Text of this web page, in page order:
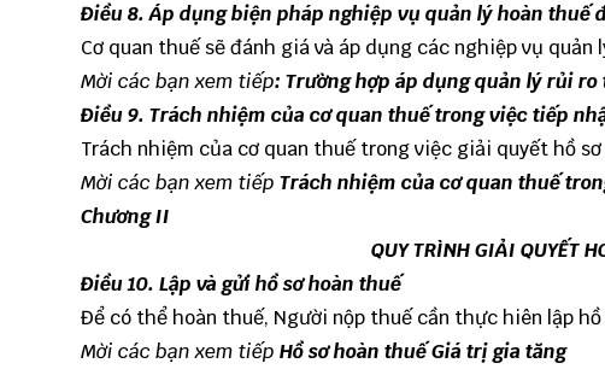
Điều 8. Áp dụng biện pháp nghiệp vụ quản lý hoàn thuế
Cơ quan thuế sẽ đánh giá và áp dụng các nghiệp vụ
Mời các bạn xem tiếp: Trường hợp áp dụng quản lý rủi
Điều 9. Trách nhiệm của cơ quan thuế trong việc tiếp
Trách nhiệm của cơ quan thuế trong việc giải quyết hồ
Mời các bạn xem tiếp Trách nhiệm của cơ quan thuế
Chương II
QUY TRÌNH GIẢI QUYẾT
Điều 10. Lập và gửi hồ sơ hoàn thuế
Để có thể hoàn thuế, Người nộp thuế cần thực hiên lập
Mời các bạn xem tiếp Hồ sơ hoàn thuế Giá trị gia tăng